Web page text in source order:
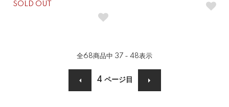
SOLD OUT
全68商品中 37 - 48表示
4 ページ目